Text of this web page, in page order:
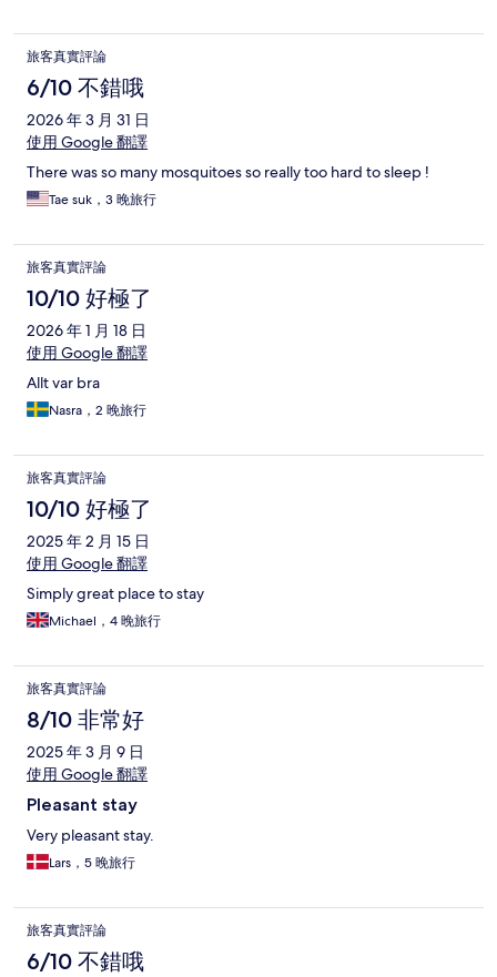
旅客真實評論
6/10 不錯哦
2026 年 3 月 31 日
使用 Google 翻譯
There was so many mosquitoes so really too hard to sleep !
Tae suk，3 晚旅行
旅客真實評論
10/10 好極了
2026 年 1 月 18 日
使用 Google 翻譯
Allt var bra
Nasra，2 晚旅行
旅客真實評論
10/10 好極了
2025 年 2 月 15 日
使用 Google 翻譯
Simply great place to stay
Michael，4 晚旅行
旅客真實評論
8/10 非常好
2025 年 3 月 9 日
使用 Google 翻譯
Pleasant stay
Very pleasant stay.
Lars，5 晚旅行
旅客真實評論
6/10 不錯哦